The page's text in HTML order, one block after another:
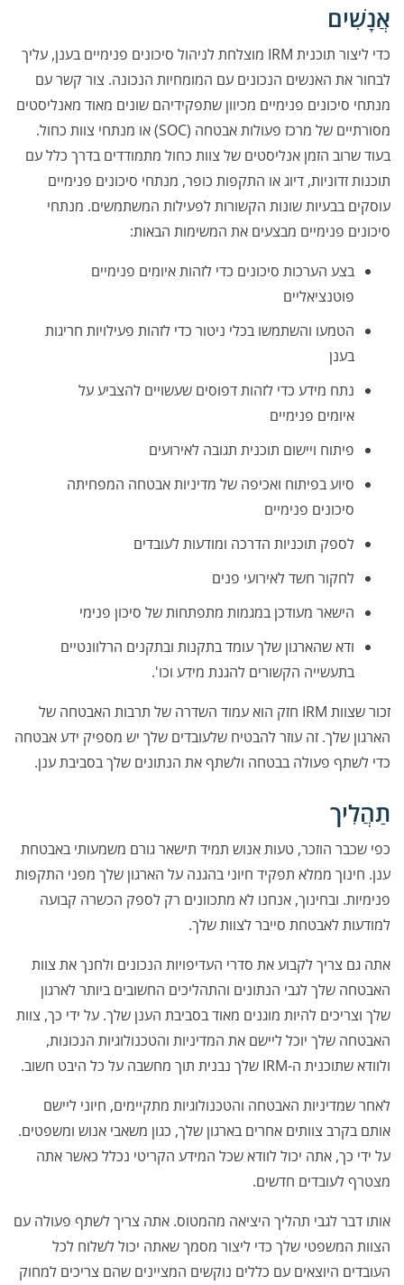
אֲנָשִׁים
כדי ליצור תוכנית IRM מוצלחת לניהול סיכונים פנימיים בענן, עליך
לבחור את האנשים הנכונים עם המומחיות הנכונה. צור קשר עם
מנתחי סיכונים פנימיים מכיוון שתפקידיהם שונים מאוד מאנליסטים
מסורתיים של מרכז פעולות אבטחה (SOC) או מנתחי צוות כחול.
בעוד שרוב הזמן אנליסטים של צוות כחול מתמודדים בדרך כלל עם
תוכנות זדוניות, דיוג או התקפות כופר, מנתחי סיכונים פנימיים
עוסקים בבעיות שונות הקשורות לפעילות המשתמשים. מנתחי
סיכונים פנימיים מבצעים את המשימות הבאות:
בצע הערכות סיכונים כדי לזהות איומים פנימיים
פוטנציאליים
הטמעו והשתמשו בכלי ניטור כדי לזהות פעילויות חריגות
בענן
נתח מידע כדי לזהות דפוסים שעשויים להצביע על
איומים פנימיים
פיתוח ויישום תוכנית תגובה לאירועים
סיוע בפיתוח ואכיפה של מדיניות אבטחה המפחיתה
סיכונים פנימיים
לספק תוכניות הדרכה ומודעות לעובדים
לחקור חשד לאירועי פנים
הישאר מעודכן במגמות מתפתחות של סיכון פנימי
ודא שהארגון שלךעומד בתקנות ובתקנים הרלוונטיים
בתעשייה הקשורים להגנת מידע וכו'.
זכור שצוות IRM חזק הוא עמוד השדרה של תרבות האבטחה של
הארגון שלך. זה עוזר להבטיח שלעובדים שלך יש מספיק ידע אבטחה
כדי לשתף פעולה בבטחה ולשתף את הנתונים שלך בסביבת ענן.
תַהֲלִיך
כפי שכבר הוזכר, טעות אנוש תמיד תישאר גורם משמעותי באבטחת
ענן. חינוך ממלא תפקיד חיוני בהגנה על הארגון שלך מפני התקפות
פנימיות. ובחינוך, אנחנו לא מתכוונים רק לספק הכשרה קבועה
למודעות לאבטחת סייבר לצוות שלך.
אתה גם צריך לקבוע את סדרי העדיפויות הנכונים ולחנך את צוות
האבטחה שלך לגבי הנתונים והתהליכים החשובים ביותר לארגון
שלך וצריכים להיות מוגנים מאוד בסביבת הענן שלך. על ידי כך, צוות
האבטחה שלך יוכל ליישם את המדיניות והטכנולוגיות הנכונות,
ולוודא שתוכנית ה-IRM שלך נבנית תוך מחשבה על כל היבט חשוב.
לאחר שמדיניות האבטחה והטכנולוגיות מתקיימים, חיוני ליישם
אותם בקרב צוותים אחרים בארגון שלך, כגון משאבי אנוש ומשפטים.
על ידי כך, אתה יכול לוודא שכל המידע הקריטי נכלל כאשר אתה
מצטרף לעובדים חדשים.
אותו דבר לגבי תהליך היציאה מהמטוס. אתה צריך לשתף פעולה עם
הצוות המשפטי שלך כדי ליצור מסמך שאתה יכול לשלוח לכל
העובדים היוצאים עם כללים נוקשים המציינים שהם צריכים למחוק